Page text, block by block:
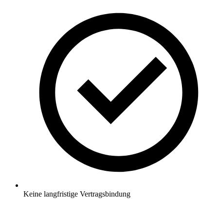
Keine langfristige Vertragsbindung